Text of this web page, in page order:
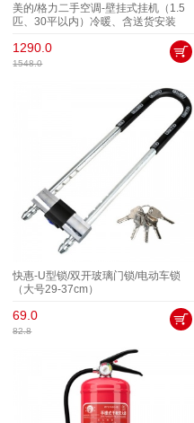
美的/格力二手空调-壁挂式挂机（1.5
匹、30平以内）冷暖、含送货安装
1290.0
1548.0
快惠-U型锁/双开玻璃门锁/电动车锁
（大号29-37cm）
69.0
82.8